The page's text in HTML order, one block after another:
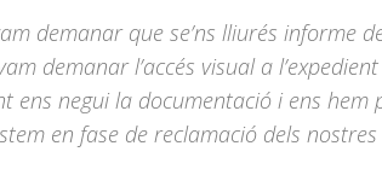
demanar que se’ns lliurés informe
demanar l’accés visual a
ens negui la documentació i ens
en fase de reclamació dels